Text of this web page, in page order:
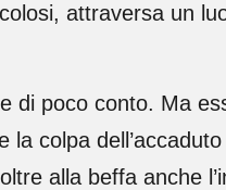
attraversa un
di poco conto. Ma
la colpa
alla beffa anche